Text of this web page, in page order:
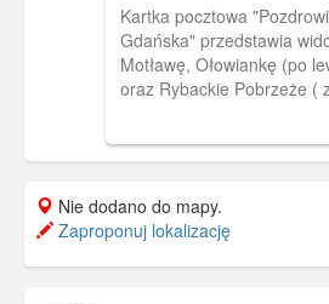
Kartka pocztowa
Gdańska" przedstawia
Motławę, Ołowiankę (po
oraz Rybackie Pobrzeże (
Nie dodano do mapy.
Zaproponuj lokalizację